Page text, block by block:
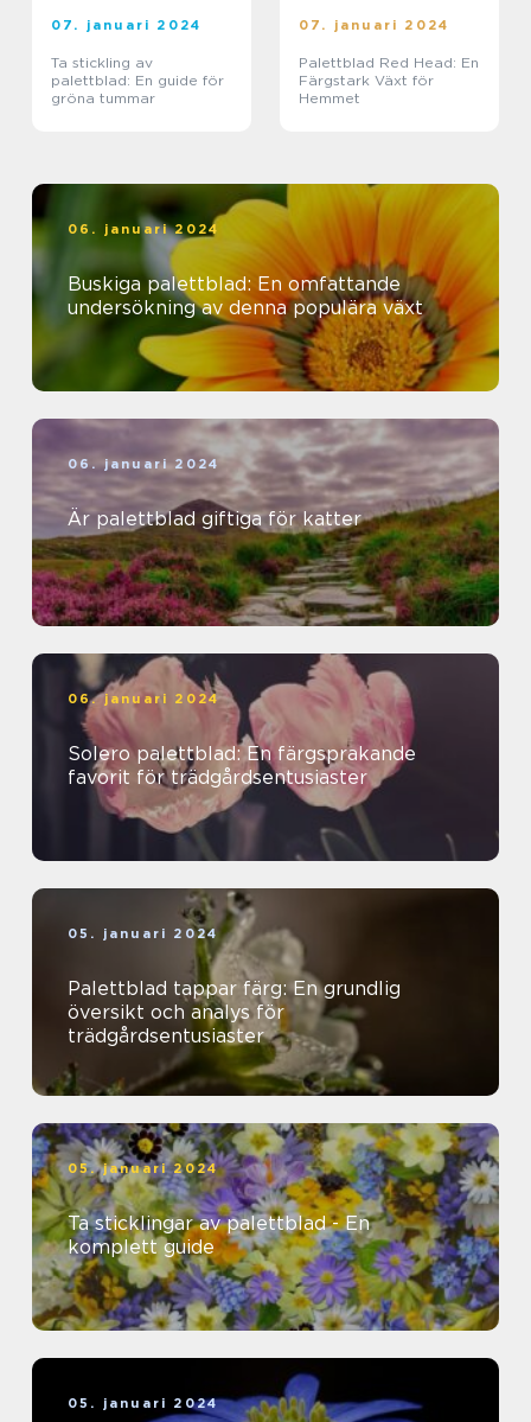
07. januari 2024
Ta stickling av
palettblad: En guide för
gröna tummar
07. januari 2024
Palettblad Red Head: En
Färgstark Växt för
Hemmet
06. januari 2024
Buskiga palettblad: En omfattande
undersökning av denna populära växt
06. januari 2024
Är palettblad giftiga för katter
06. januari 2024
Solero palettblad: En färgsprakande
favorit för trädgårdsentusiaster
05. januari 2024
Palettblad tappar färg: En grundlig
översikt och analys för
trädgårdsentusiaster
05. januari 2024
Ta sticklingar av palettblad - En
komplett guide
05. januari 2024